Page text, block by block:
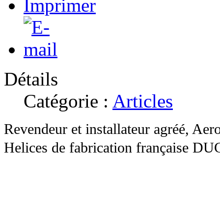
Détails
Catégorie : Articles
Revendeur et installateur agréé,
Helices de fabrication française